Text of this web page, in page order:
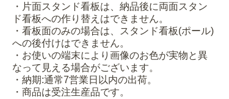
・片面スタンド看板は、納品後に両面スタン
ド看板への作り替えはできません。
・看板面のみの場合は、スタンド看板(ポール)
への後付けはできません。
・お使いの端末により画像のお色が実物と異
なって見える場合がございます。
・納期:通常7営業日以内の出荷。
・商品は受注生産品です。